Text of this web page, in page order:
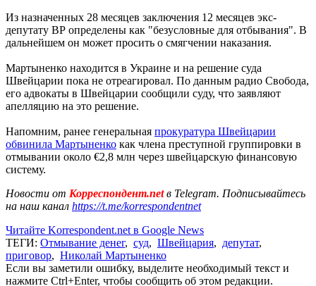
Из назначенных 28 месяцев заключения 12 месяцев экс-
депутату ВР определены как "безусловные для отбывания". В
дальнейшем он может просить о смягчении наказания.
Мартыненко находится в Украине и на решение суда
Швейцарии пока не отреагировал. По данным радио Свобода,
его адвокаты в Швейцарии сообщили суду, что заявляют
апелляцию на это решение.
Напомним, ранее генеральная прокуратура Швейцарии
обвинила Мартыненко как члена преступной группировки в
отмывании около €2,8 млн через швейцарскую финансовую
систему.
Новости от Корреспондент.netв Telegram. Подписывайтесь
на наш канал https://t.me/korrespondentnet
Читайте Korrespondent.net в Google News
ТЕГИ: Отмывание денег, суд, Швейцария, депутат,
приговор, Николай Мартыненко
Если вы заметили ошибку, выделите необходимый текст и
нажмите Ctrl+Enter, чтобы сообщить об этом редакции.